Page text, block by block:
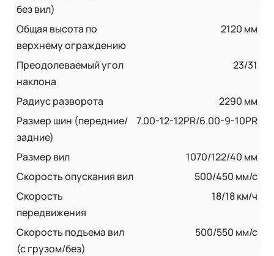
без вил)
Общая высота по
верхнему ограждению
2120 мм
Преодолеваемый угол
наклона
23/31
Радиус разворота
2290 мм
Размер шин (передние/
задние)
7.00-12-12PR/6.00-9-10PR
Размер вил
1070/122/40 мм
Скорость опускания вил
500/450 мм/с
Скорость
передвижения
18/18 км/ч
Скорость подъема вил
(с грузом/без)
500/550 мм/с